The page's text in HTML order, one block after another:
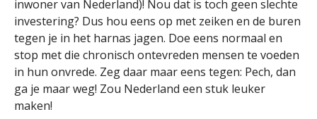
inwoner van Nederland)! Nou dat is toch geen slechte
investering? Dus hou eens op met zeiken en de buren
tegen je in het harnas jagen. Doe eens normaal en
stop met die chronisch ontevreden mensen te voeden
in hun onvrede. Zeg daar maar eens tegen: Pech, dan
ga je maar weg! Zou Nederland een stuk leuker
maken!